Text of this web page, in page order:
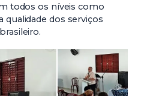
todos os níveis como
qualidade dos serviços